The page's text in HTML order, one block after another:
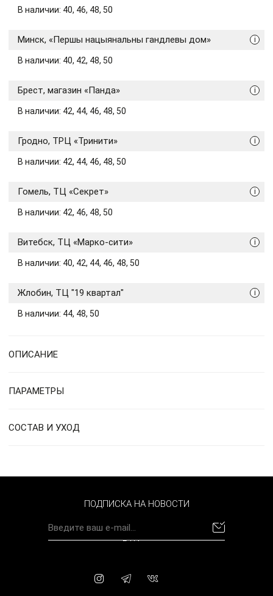
В наличии: 40, 46, 48, 50
i
Минск, «Першы нацыянальны гандлевы дом»
В наличии: 40, 42, 48, 50
i
Брест, магазин «Панда»
В наличии: 42, 44, 46, 48, 50
i
Гродно, ТРЦ «Тринити»
В наличии: 42, 44, 46, 48, 50
i
Гомель, ТЦ «Секрет»
В наличии: 42, 46, 48, 50
i
Витебск, ТЦ «Марко-сити»
В наличии: 40, 42, 44, 46, 48, 50
i
Жлобин, ТЦ "19 квартал"
В наличии: 44, 48, 50
ОПИСАНИЕ
ПАРАМЕТРЫ
СОСТАВ И УХОД
BYN
ПОДПИСКА НА НОВОСТИ